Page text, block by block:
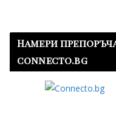
Намери
connecto.bg